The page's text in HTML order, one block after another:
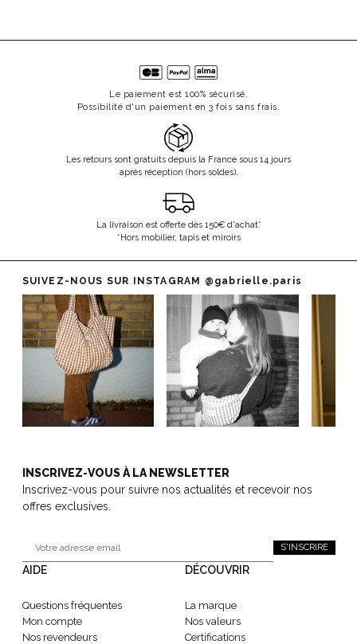
Le paiement est 100% sécurisé.
Possibilité d'un paiement en 3 fois sans frais.
Les retours sont gratuits depuis la France sous 14 jours
après réception (hors soldes).
La livraison est offerte dès 150€ d'achat*
*Hors mobilier, tapis et miroirs
SUIVEZ-NOUS SUR INSTAGRAM @gabrielle.paris
INSCRIVEZ-VOUS À LA NEWSLETTER
Inscrivez-vous pour suivre nos actualités et recevoir nos
offres exclusives.
S'INSCRIRE
AIDE
Questions fréquentes
Mon compte
Nos revendeurs
DÉCOUVRIR
La marque
Nos valeurs
Certifications